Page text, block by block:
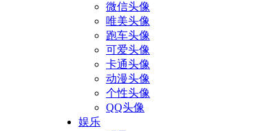
微信头像
唯美头像
跑车头像
可爱头像
卡通头像
动漫头像
个性头像
QQ头像
娱乐